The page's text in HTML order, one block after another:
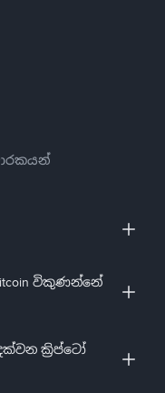
විකුණන්නේ
ක්‍රිප්ටෝ